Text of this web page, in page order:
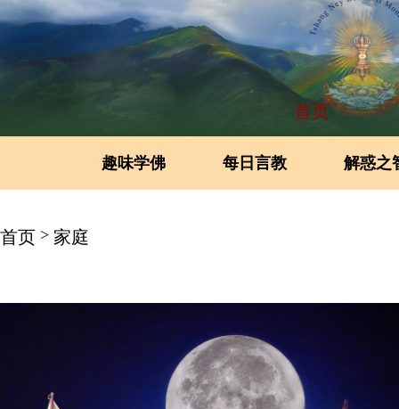
首页
趣味学佛 每日言教 解惑之
首页 > 家庭